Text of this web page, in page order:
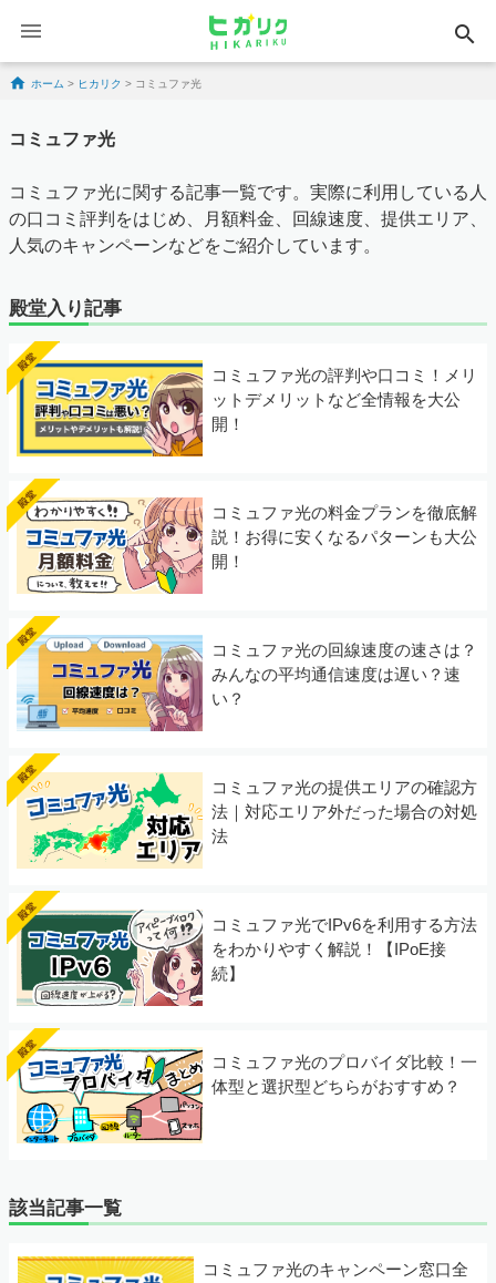
search
Skip to content
ホーム > ヒカリク > コミュファ光
コミュファ光
コミュファ光に関する記事一覧です。実際に利用している人
の口コミ評判をはじめ、月額料金、回線速度、提供エリア、
人気のキャンペーンなどをご紹介しています。
殿堂入り記事
コミュファ光の評判や口コミ！メリ
ットデメリットなど全情報を大公
開！
コミュファ光の料金プランを徹底解
説！お得に安くなるパターンも大公
開！
コミュファ光の回線速度の速さは？
みんなの平均通信速度は遅い？速
い？
コミュファ光の提供エリアの確認方
法｜対応エリア外だった場合の対処
法
コミュファ光でIPv6を利用する方法
をわかりやすく解説！【IPoE接
続】
コミュファ光のプロバイダ比較！一
体型と選択型どちらがおすすめ？
該当記事一覧
コミュファ光のキャンペーン窓口全